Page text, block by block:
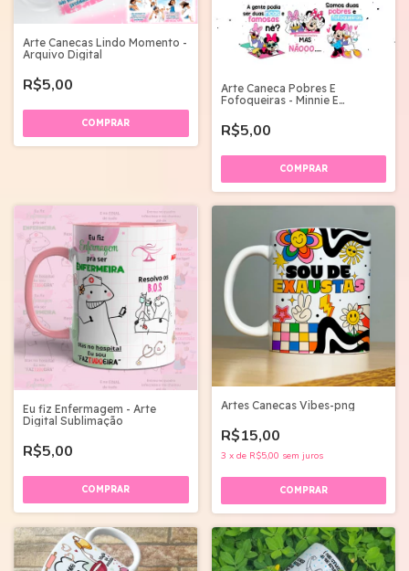
Arte Canecas Lindo Momento -
Arquivo Digital
R$5,00
Arte Caneca Pobres E
Fofoqueiras - Minnie E
R$5,00
Eu fiz Enfermagem - Arte
Digital Sublimação
R$5,00
Artes Canecas Vibes-png
R$15,00
3 x de R$5,00 sem juros